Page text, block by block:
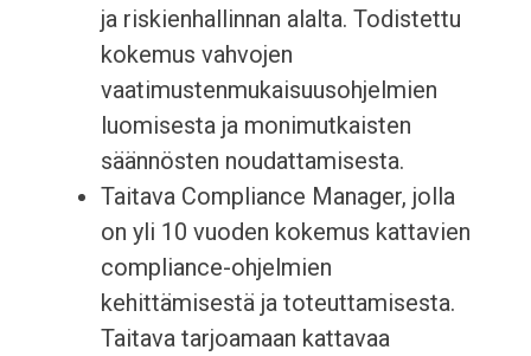
ja riskienhallinnan alalta. Todistettu
kokemus vahvojen
vaatimustenmukaisuusohjelmien
luomisesta ja monimutkaisten
säännösten noudattamisesta.
Taitava Compliance Manager, jolla
on yli 10 vuoden kokemus kattavien
compliance-ohjelmien
kehittämisestä ja toteuttamisesta.
Taitava tarjoamaan kattavaa